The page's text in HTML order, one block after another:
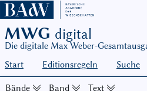
MWG digital
Die digitale Max Weber-
Start
Editionsregeln Suche
Bände Band Text